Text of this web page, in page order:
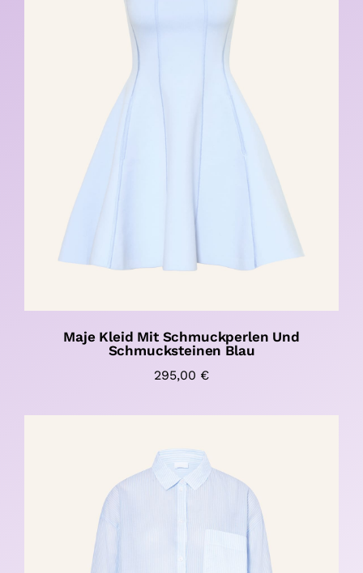
Maje Kleid Mit Schmuckperlen Und
Schmucksteinen Blau
295,00 €